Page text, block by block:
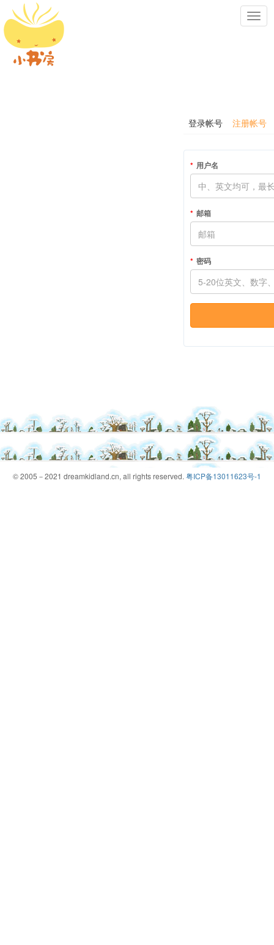
登录帐号 注册帐号
用户名
邮箱
密码
© 2005－2021 dreamkidland.cn, all rights reserved. 粤ICP备13011623号-1